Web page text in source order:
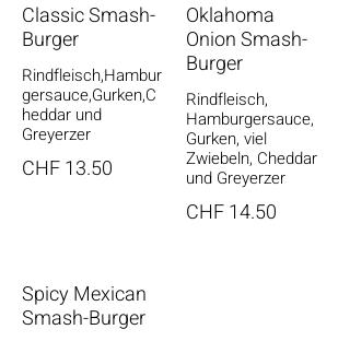
Classic Smash-
Burger
Rindfleisch,Hambur
gersauce,Gurken,C
heddar und
Greyerzer
CHF 13.50
Oklahoma
Onion Smash-
Burger
Rindfleisch,
Hamburgersauce,
Gurken, viel
Zwiebeln, Cheddar
und Greyerzer
CHF 14.50
Spicy Mexican
Smash-Burger